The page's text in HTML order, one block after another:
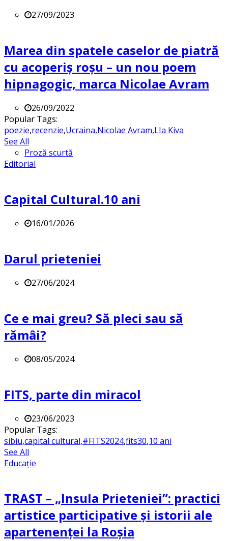
27/09/2023
Marea din spatele caselor de piatră
cu acoperiș roșu – un nou poem
hipnagogic, marca Nicolae Avram
26/09/2022
Popular Tags:
poezie,recenzie,Ucraina,Nicolae Avram,LIa Kiva
See All
Proză scurtă
Editorial
Capital Cultural.10 ani
16/01/2026
Darul prieteniei
27/06/2024
Ce e mai greu? Să pleci sau să
rămâi?
08/05/2024
FITS, parte din miracol
23/06/2023
Popular Tags:
sibiu,capital cultural,#FITS2024,fits30,10 ani
See All
Educație
TRAST – „Insula Prieteniei”: practici
artistice participative și istorii ale
apartenenței la Roșia